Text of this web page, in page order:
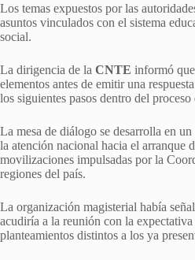
Los temas expuestos por las
asuntos vinculados con el sistema
social.
La dirigencia de la CNTE informó
elementos antes de emitir una
los siguientes pasos dentro del
La mesa de diálogo se desarrolla en
la atención nacional hacia el arranque
movilizaciones impulsadas por la
regiones del país.
La organización magisterial había
acudiría a la reunión con la expectativa
planteamientos distintos a los ya